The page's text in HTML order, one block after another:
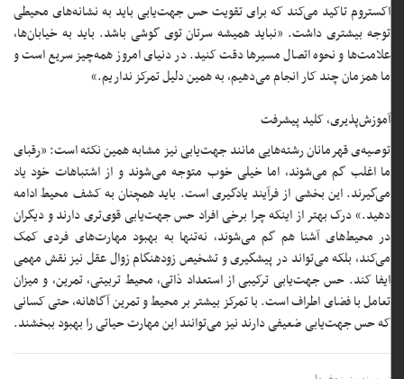
اکستروم تاکید می‌کند که برای تقویت حس جهت‌یابی باید به نشانه‌های محیطی
توجه بیشتری داشت. «نباید همیشه سرتان توی گوشی باشد. باید به خیابان‌ها،
علامت‌ها و نحوه اتصال مسیرها دقت کنید. در دنیای امروز همه‌چیز سریع است و
ما همزمان چند کار انجام می‌دهیم، به همین دلیل تمرکز نداریم.»
آموزش‌پذیری، کلید پیشرفت
توصیه‌ی قهرمانان رشته‌هایی مانند جهت‌یابی نیز مشابه همین نکته است: «رقبای
ما اغلب گم می‌شوند، اما خیلی خوب متوجه می‌شوند و از اشتباهات خود یاد
می‌گیرند. این بخشی از فرآیند یادگیری است. باید همچنان به کشف محیط ادامه
دهید.» درک بهتر از اینکه چرا برخی افراد حس جهت‌یابی قوی‌تری دارند و دیگران
در محیط‌های آشنا هم گم می‌شوند، نه‌تنها به بهبود مهارت‌های فردی کمک
می‌کند، بلکه می‌تواند در پیشگیری و تشخیص زودهنگام زوال عقل نیز نقش مهمی
ایفا کند. حس جهت‌یابی ترکیبی از استعداد ذاتی، محیط تربیتی، تمرین، و میزان
تعامل با فضای اطراف است. با تمرکز بیشتر بر محیط و تمرین آگاهانه، حتی کسانی
که حس جهت‌یابی ضعیفی دارند نیز می‌توانند این مهارت حیاتی را بهبود ببخشند.